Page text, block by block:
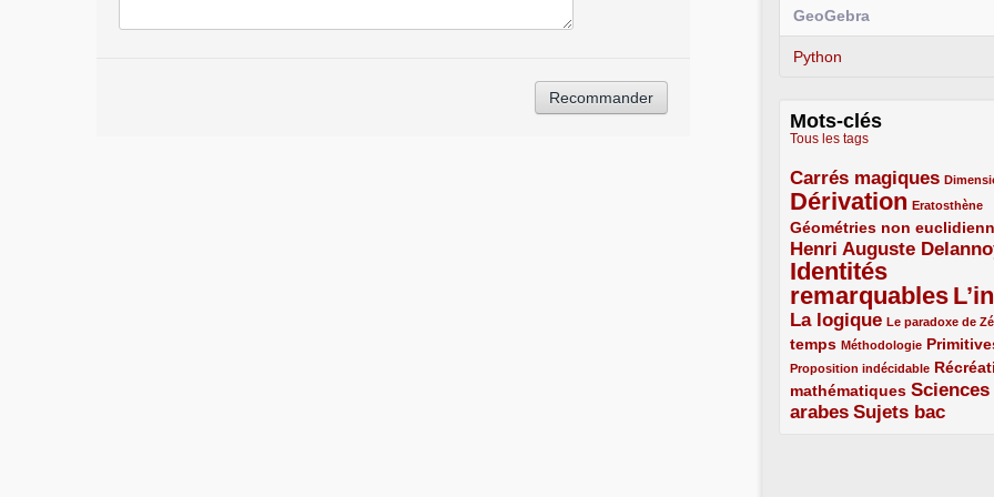
GeoGebra
Python
Mots-clés
Tous les tags
Carrés magiques
3/5
1/5
Dérivation
5/5 Eratosthène
1/5
Géométries non
2/5
Henri Auguste
3/5
Identités
remarquables
5/5
5/5
La logique
3/5 Le paradoxe de
1/5
temps
2/5 Méthodologie
1/5
2/5
Proposition indécidable
1/5
mathématiques
2/5
Sciences
arabes
3/5 Sujets bac
3/5